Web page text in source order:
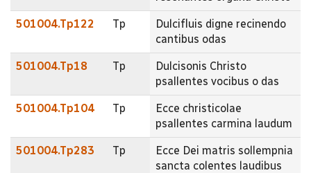
501004.Tp122 Tp
Dulcifluis digne recinendo
cantibus odas
501004.Tp18 Tp
Dulcisonis Christo
psallentes vocibus o das
501004.Tp104 Tp
Ecce christicolae
psallentes carmina laudum
501004.Tp283 Tp
Ecce Dei matris sollempnia
sancta colentes laudibus